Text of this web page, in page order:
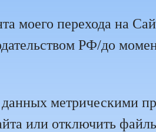
моего перехода на
РФ/до
данных метрическими
или отключить